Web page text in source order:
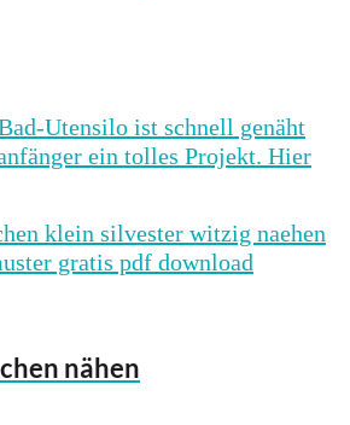
Utensilo ist schnell genäht
ein tolles Projekt. Hier
nähen